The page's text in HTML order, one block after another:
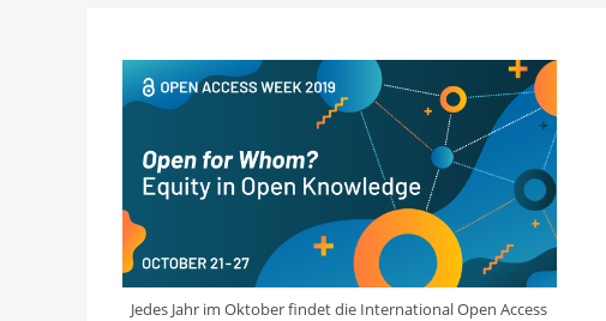
Jedes Jahr im Oktober findet die International Open Access